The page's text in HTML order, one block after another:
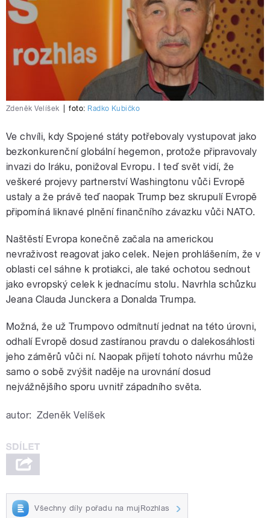
Zdeněk Velíšek foto: Radko Kubičko
Ve chvíli, kdy Spojené státy potřebovaly vystupovat jako
bezkonkurenční globální hegemon, protože připravovaly
invazi do Iráku, ponižoval Evropu. I teď svět vidí, že
veškeré projevy partnerství Washingtonu vůči Evropě
ustaly a že právě teď naopak Trump bez skrupulí Evropě
připomíná liknavé plnění finančního závazku vůči NATO.
Naštěstí Evropa konečně začala na americkou
nevraživost reagovat jako celek. Nejen prohlášením, že v
oblasti cel sáhne k protiakci, ale také ochotou sednout
jako evropský celek k jednacímu stolu. Navrhla schůzku
Jeana Clauda Junckera a Donalda Trumpa.
Možná, že už Trumpovo odmítnutí jednat na této úrovni,
odhalí Evropě dosud zastíranou pravdu o dalekosáhlosti
jeho záměrů vůči ní. Naopak přijetí tohoto návrhu může
samo o sobě zvýšit naděje na urovnání dosud
nejvážnějšího sporu uvnitř západního světa.
autor: Zdeněk Velíšek
Všechny díly pořadu na mujRozhlas